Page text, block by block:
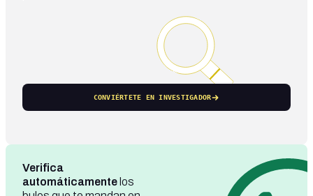
CONVIÉRTETE EN INVESTIGADOR
Verifica
automáticamente los